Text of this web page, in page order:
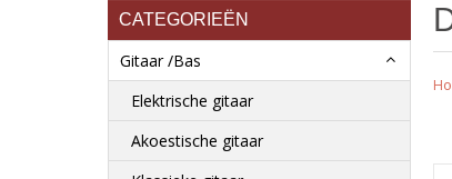
CATEGORIEËN
Gitaar /Bas
Elektrische gitaar
Akoestische gitaar